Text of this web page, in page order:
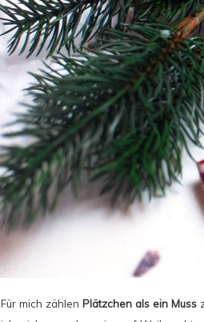
Für mich zählen Plätzchen als ein Muss